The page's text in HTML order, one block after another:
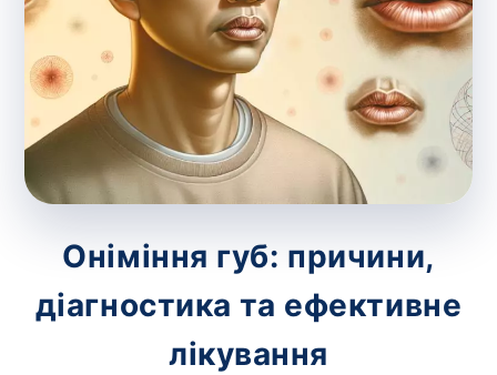
Оніміння губ: причини,
діагностика та ефективне
лікування
Попередній запис на дослідження не
потрібний. Виняток становлять мазки та
зіскрібки. Взяття біоматеріалу для них
виконує лікар – необхідийзапис до фахівця
Аналіз вдома